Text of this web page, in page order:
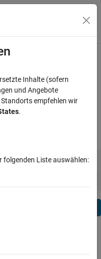
Blockset
expand all in page
Highlights
Release Notes
information?
Inhalte (sofern
und Angebote
empfehlen wir
.
folgenden Liste auswählen: